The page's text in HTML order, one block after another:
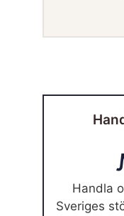
Handla
Sveriges